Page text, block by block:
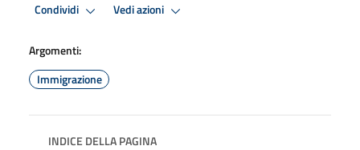
Condividi Vedi azioni
Argomenti:
Immigrazione
INDICE DELLA PAGINA